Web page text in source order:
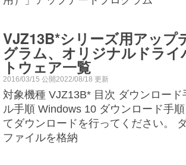
VJZ13B*シリーズ用アップ
グラム、オリジナルドライ
トウェア一覧
2016/03/15 公開2022/08/18 更新
対象機種 VJZ13B* 目次 ダウンロード
ル手順 Windows 10 ダウンロード手
てダウンロードを行ってください。
ファイルを格納